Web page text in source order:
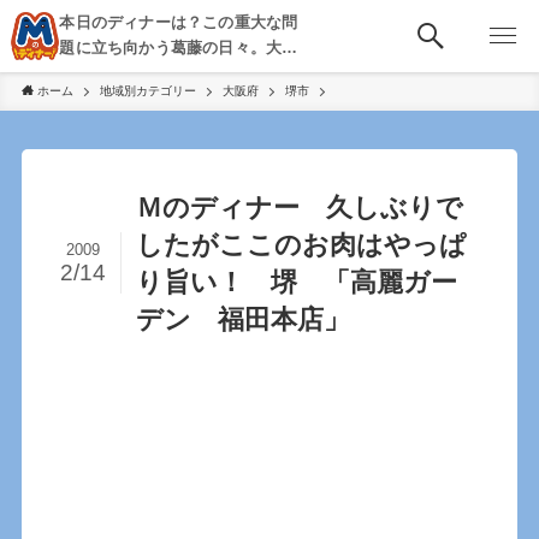
本日のディナーは？この重大な問
題に立ち向かう葛藤の日々。大
阪・京都・神戸を中心とした食べ
歩き、飲み歩きを綴る。
ホーム 地域別カテゴリー 大阪府 堺市
Ｍのディナー 久しぶりで
したがここのお肉はやっぱ
り旨い！ 堺 「高麗ガー
デン 福田本店」
2009
2/14